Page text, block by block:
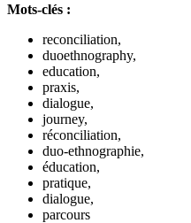
Mots-clés :
reconciliation,
duoethnography,
education,
praxis,
dialogue,
journey,
réconciliation,
duo-ethnographie,
éducation,
pratique,
dialogue,
parcours